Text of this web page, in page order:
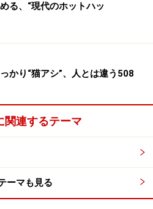
グからフロントドアまでは
の絞り込みが少ないルーフをも
はさしずめ、現在、プジョー
Dセグメント（VWパサートク
版、と思いたくなってしまう
て、当初はちょっと驚いた。
ース（前後の車軸間距離）を
シーターとしたSUVだったの
る、“現代のホットハッ
かり“猫アシ”、人とは違う508
関連するテーマ
ーマも見る